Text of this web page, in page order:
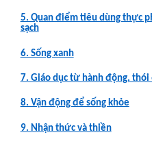
5. Quan điểm tiêu dùng thực
sạch
6. Sống xanh
7. Giáo dục từ hành động,
8. Vận động để sống khỏe
9. Nhận thức và thiền